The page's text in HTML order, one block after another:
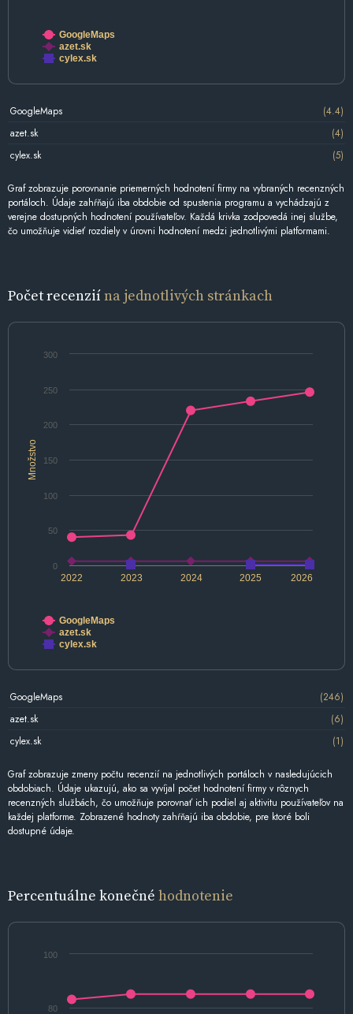
GoogleMaps
azet.sk
cylex.sk
GoogleMaps
(4.4)
azet.sk
(4)
cylex.sk
(5)
Graf zobrazuje porovnanie priemerných hodnotení firmy na vybraných recenzných
portáloch. Údaje zahŕňajú iba obdobie od spustenia programu a vychádzajú z
verejne dostupných hodnotení používateľov. Každá krivka zodpovedá inej službe,
čo umožňuje vidieť rozdiely v úrovni hodnotení medzi jednotlivými platformami.
Počet recenziína jednotlivých stránkach
Množstvo
2022 2024 2026
2023 2025
0
50
100
150
200
250
300
GoogleMaps
azet.sk
cylex.sk
GoogleMaps
(246)
azet.sk
(6)
cylex.sk
(1)
Graf zobrazuje zmeny počtu recenzií na jednotlivých portáloch v nasledujúcich
obdobiach. Údaje ukazujú, ako sa vyvíjal počet hodnotení firmy v rôznych
recenzných službách, čo umožňuje porovnať ich podiel aj aktivitu používateľov na
každej platforme. Zobrazené hodnoty zahŕňajú iba obdobie, pre ktoré boli
dostupné údaje.
Percentuálne konečné hodnotenie
80
100